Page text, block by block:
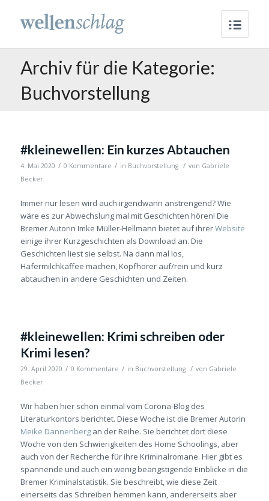
Archiv für die Kategorie:
Buchvorstellung
#kleinewellen: Ein kurzes Abtauchen
4. Mai 2020 / 0 Kommentare / in Buchvorstellung / von Gabriele
Becker
Immer nur lesen wird auch irgendwann anstrengend? Wie
wäre es zur Abwechslung mal mit Geschichten hören! Die
Bremer Autorin Imke Müller-Hellmann bietet auf ihrerWebsite
einige ihrer Kurzgeschichten als Download an. Die
Geschichten liest sie selbst. Na dann mal los,
Hafermilchkaffee machen, Kopfhörer auf/rein und kurz
abtauchen in andere Geschichten und Zeiten.
#kleinewellen: Krimi schreiben oder
Krimi lesen?
29. April 2020 / 0 Kommentare / in Buchvorstellung / von Gabriele
Becker
Wir haben hier schon einmal vom Corona-Blog des
Literaturkontors berichtet. Diese Woche ist die Bremer Autorin
Meike Dannenbergan der Reihe. Sie berichtet dort diese
Woche von den Schwierigkeiten des Home Schoolings, aber
auch von der Recherche für ihre Kriminalromane. Hier gibt es
spannende und auch ein wenig beängstigende Einblicke in die
Bremer Kriminalstatistik. Sie beschreibt, wie diese Zeit
einerseits das Schreiben hemmen kann, andererseits aber